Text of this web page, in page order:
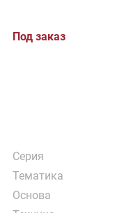
Под заказ
Серия
Тематика
Основа